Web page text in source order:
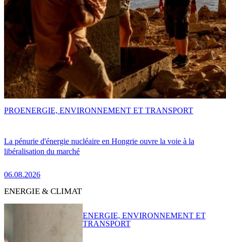
La pénurie d'énergie nucléaire en Hongrie ouvre la voie à la
libéralisation du marché
06.08.2026
PROENERGIE, ENVIRONNEMENT ET TRANSPORT
ENERGIE & CLIMAT
ENERGIE, ENVIRONNEMENT ET
TRANSPORT